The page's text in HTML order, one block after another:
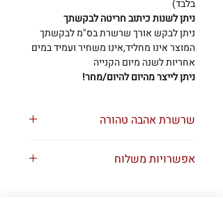
בלבד)
ניתן לשנות כיתוב חריטה לבקשתך
ניתן לבקש אורך שרשרת בס"מ לבקשתך
המוצר אינו מחליד,אינו משחיר ועמיד במים
אחריות לשנה מיום הקנייה
ניתן לייצר מהיום להיום/מחר!
שרשרת אהבה טהורה
בואו נעצב לכם תכשיט לבקשתכם
אפשרויות משלוח